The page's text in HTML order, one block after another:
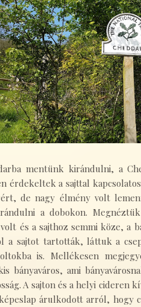
mentünk kirándulni, a
érdekeltek a sajttal
de nagy élmény volt
a dobokon.
és a sajthoz semmi köze, a
a sajtot tartották, láttuk a
is. Mellékesen
bányaváros, ami
A sajton és a helyi cideren
árulkodott arról, hogy